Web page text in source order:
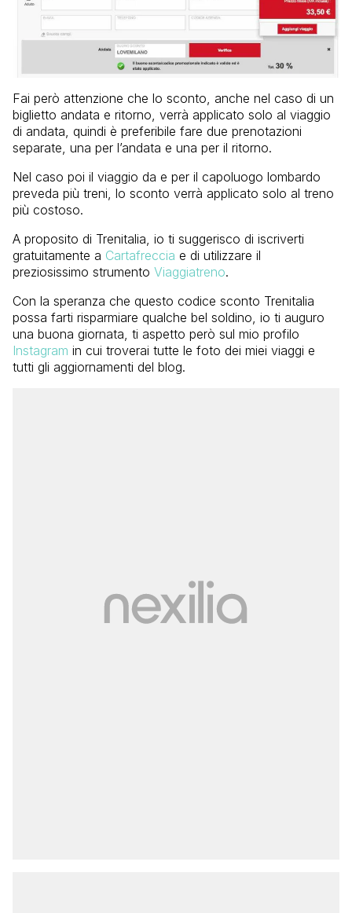
Fai però attenzione che lo sconto, anche nel caso di un
biglietto andata e ritorno, verrà applicato solo al viaggio
di andata, quindi è preferibile fare due prenotazioni
separate, una per l’andata e una per il ritorno.
Nel caso poi il viaggio da e per il capoluogo lombardo
preveda più treni, lo sconto verrà applicato solo al treno
più costoso.
A proposito di Trenitalia, io ti suggerisco di iscriverti
gratuitamente a Cartafreccia e di utilizzare il
preziosissimo strumento Viaggiatreno.
Con la speranza che questo codice sconto Trenitalia
possa farti risparmiare qualche bel soldino, io ti auguro
una buona giornata, ti aspetto però sul mio profilo
Instagram in cui troverai tutte le foto dei miei viaggi e
tutti gli aggiornamenti del blog.